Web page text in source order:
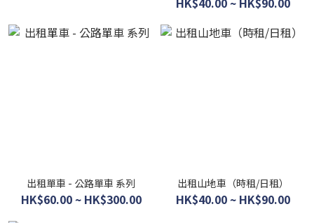
出租單車 - 公路單車 系列
HK$60.00 ~ HK$300.00
出租山地車（時租/日租）
HK$40.00 ~ HK$90.00